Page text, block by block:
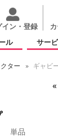
イン・登録
ル サー
ター ギャビ
単品